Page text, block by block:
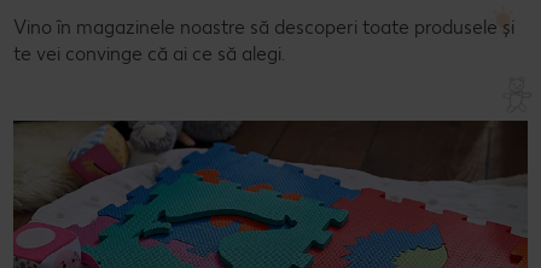
Vino în magazinele noastre să descoperi toate produsele și
te vei convinge că ai ce să alegi.